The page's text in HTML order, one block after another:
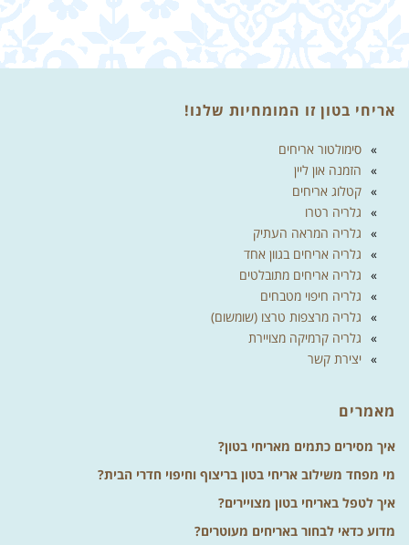
אריחי בטון זו המומחיות שלנו!
סימולטור אריחים
הזמנה און ליין
קטלוג אריחים
גלריה רטרו
גלריה המראה העתיק
גלריה אריחים בגוון אחד
גלריה אריחים מתובלטים
גלריה חיפוי מטבחים
גלריה מרצפות טרצו (שומשום)
גלריה קרמיקה מצויירת
יצירת קשר
מאמרים
איך מסירים כתמים מאריחי בטון?
מי מפחד משילוב אריחי בטון בריצוף וחיפוי חדרי הבית?
איך לטפל באריחי בטון מצויירים?
מדוע כדאי לבחור באריחים מעוטרים?